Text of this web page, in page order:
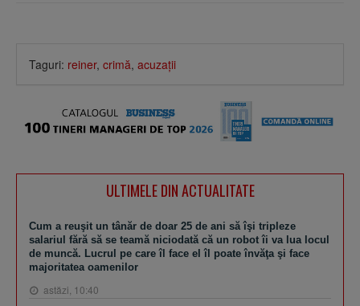
Taguri: reiner, crimă, acuzaţii
ULTIMELE DIN ACTUALITATE
Cum a reuşit un tânăr de doar 25 de ani să îşi tripleze
salariul fără să se teamă niciodată că un robot îi va lua locul
de muncă. Lucrul pe care îl face el îl poate învăţa şi face
majoritatea oamenilor
astăzi, 10:40